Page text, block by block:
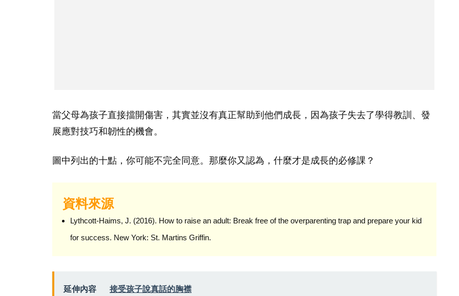
當父母為孩子直接擋開傷害，其實並沒有真正幫助到他們成長，因為孩子失去了學得教訓、發
展應對技巧和韌性的機會。
圖中列出的十點，你可能不完全同意。那麼你又認為，什麼才是成長的必修課？
資料來源
Lythcott-Haims, J. (2016). How to raise an adult: Break free of the overparenting trap and prepare your kid
for success. New York: St. Martins Griffin.
延伸內容 接受孩子說真話的胸襟